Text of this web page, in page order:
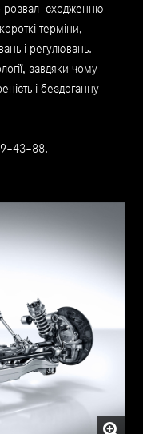
розвал–сходженню
терміни,
і регулювань.
завдяки чому
і бездоганну